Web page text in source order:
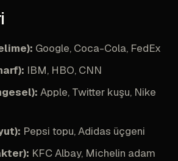
Google, Coca-Cola, FedEx
IBM, HBO, CNN
Apple, Twitter kuşu, Nike
Pepsi topu, Adidas üçgeni
KFC Albay, Michelin adam